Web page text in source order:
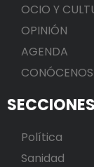
OCIO Y
OPINIÓN
AGENDA
CONÓCENOS
SECCIONES
Política
Sanidad